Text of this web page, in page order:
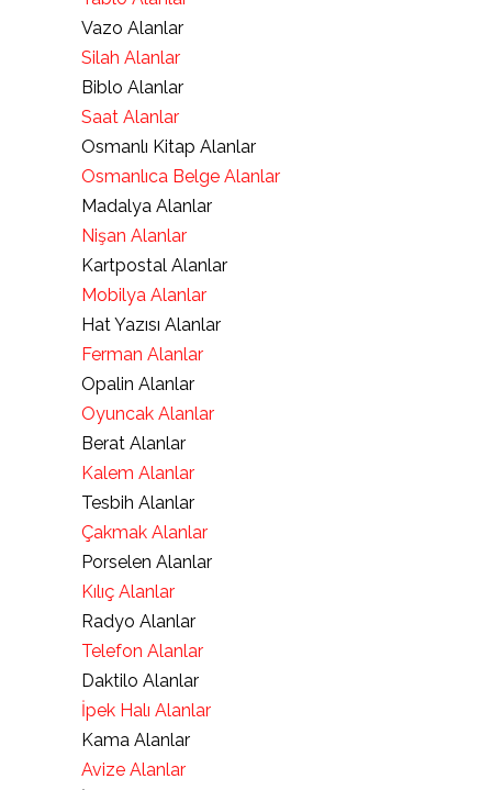
Vazo Alanlar
Silah Alanlar
Biblo Alanlar
Saat Alanlar
Osmanlı Kitap Alanlar
Osmanlıca Belge Alanlar
Madalya Alanlar
Nişan Alanlar
Kartpostal Alanlar
Mobilya Alanlar
Hat Yazısı Alanlar
Ferman Alanlar
Opalin Alanlar
Oyuncak Alanlar
Berat Alanlar
Kalem Alanlar
Tesbih Alanlar
Çakmak Alanlar
Porselen Alanlar
Kılıç Alanlar
Radyo Alanlar
Telefon Alanlar
Daktilo Alanlar
İpek Halı Alanlar
Kama Alanlar
Avize Alanlar